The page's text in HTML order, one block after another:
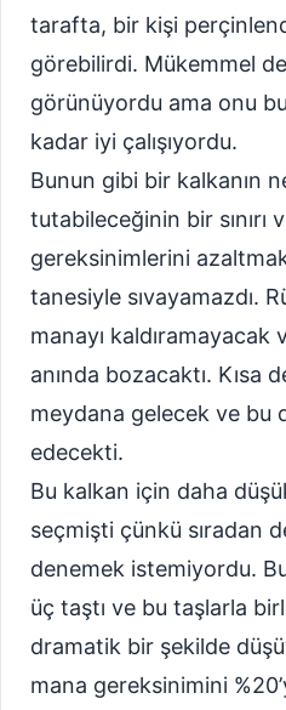
tarafta, bir kişi
görebilirdi. Mükemmel
görünüyordu ama onu
kadar iyi çalışıyordu.
Bunun gibi bir kalkanın
tutabileceğinin bir sınırı
gereksinimlerini
tanesiyle sıvayamazdı.
manayı kaldıramayacak
anında bozacaktı. Kısa
meydana gelecek ve bu
edecekti.
Bu kalkan için daha
seçmişti çünkü sıradan
denemek istemiyordu. Bu
üç taştı ve bu taşlarla
dramatik bir şekilde
mana gereksinimini